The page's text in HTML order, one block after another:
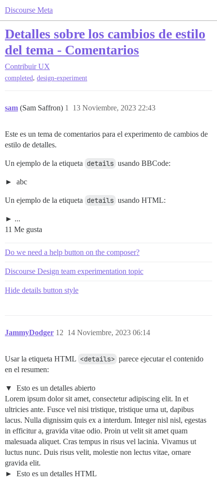
Discourse Meta
Detalles sobre los cambios de estilo
del tema - Comentarios
Contribuir UX
completed, design-experiment
sam (Sam Saffron) 13 Noviembre, 2023 22:43
1
Este es un tema de comentarios para el experimento de cambios de
estilo de detalles.
Un ejemplo de la etiqueta details usando BBCode:
abc
Un ejemplo de la etiqueta details usando HTML:
...
11 Me gusta
Do we need a help button on the composer?
Discourse Design team experimentation topic
Hide details button style
JammyDodger 14 Noviembre, 2023 06:14
12
Usar la etiqueta HTML <details> parece ejecutar el contenido
en el resumen:
Esto es un detalles abierto
Lorem ipsum dolor sit amet, consectetur adipiscing elit. In et
ultricies ante. Fusce vel nisi tristique, tristique urna ut, dapibus
lacus. Nulla dignissim quis ex a interdum. Integer nisl nisl, egestas
in efficitur a, gravida vitae odio. Proin ut velit sit amet quam
malesuada aliquet. Cras tempus in risus vel lacinia. Vivamus ut
luctus nunc. Duis risus velit, molestie non lectus vitae, ornare
gravida elit.
Esto es un detalles HTML